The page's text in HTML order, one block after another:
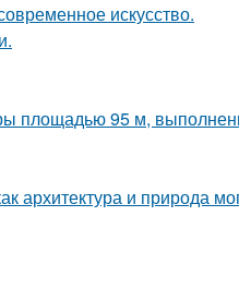
искусство.
площадью 95 м,
архитектура и природа